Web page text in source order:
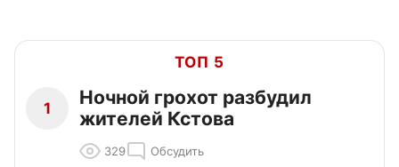
ТОП 5
1
Ночной грохот разбудил
жителей Кстова
329 Обсудить